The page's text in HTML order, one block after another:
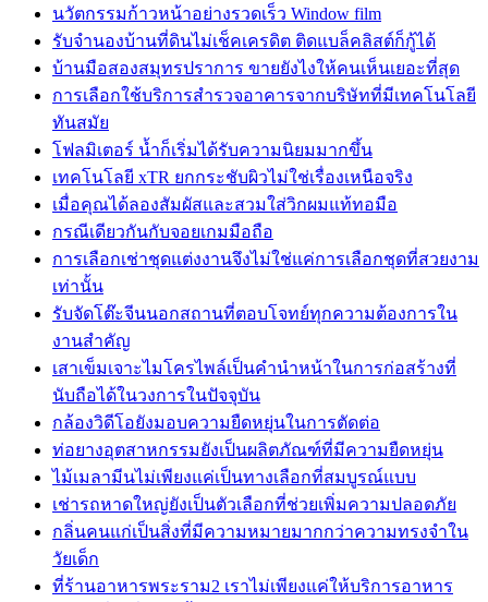
นวัตกรรมก้าวหน้าอย่างรวดเร็ว Window film
รับจำนองบ้านที่ดินไม่เช็คเครดิต ติดแบล็คลิสต์ก็กู้ได้
บ้านมือสองสมุทรปราการ ขายยังไงให้คนเห็นเยอะที่สุด
การเลือกใช้บริการสำรวจอาคารจากบริษัทที่มีเทคโนโลยี
ทันสมัย
โฟลมิเตอร์ น้ำก็เริ่มได้รับความนิยมมากขึ้น
เทคโนโลยี xTR ยกกระชับผิวไม่ใช่เรื่องเหนือจริง
เมื่อคุณได้ลองสัมผัสและสวมใส่วิกผมแท้ทอมือ
กรณีเดียวกันกับจอยเกมมือถือ
การเลือกเช่าชุดแต่งงานจึงไม่ใช่แค่การเลือกชุดที่สวยงาม
เท่านั้น
รับจัดโต๊ะจีนนอกสถานที่ตอบโจทย์ทุกความต้องการใน
งานสำคัญ
เสาเข็มเจาะไมโครไพล์เป็นคำนำหน้าในการก่อสร้างที่
นับถือได้ในวงการในปัจจุบัน
กล้องวิดีโอยังมอบความยืดหยุ่นในการตัดต่อ
ท่อยางอุตสาหกรรมยังเป็นผลิตภัณฑ์ที่มีความยืดหยุ่น
ไม้เมลามีนไม่เพียงแค่เป็นทางเลือกที่สมบูรณ์แบบ
เช่ารถหาดใหญ่ยังเป็นตัวเลือกที่ช่วยเพิ่มความปลอดภัย
กลิ่นคนแก่เป็นสิ่งที่มีความหมายมากกว่าความทรงจำใน
วัยเด็ก
ที่ร้านอาหารพระราม2 เราไม่เพียงแค่ให้บริการอาหาร